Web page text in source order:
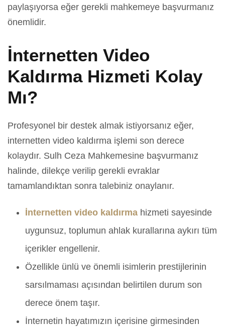
paylaşıyorsa eğer gerekli mahkemeye başvurmanız
önemlidir.
İnternetten Video
Kaldırma Hizmeti Kolay
Mı?
Profesyonel bir destek almak istiyorsanız eğer,
internetten video kaldırma işlemi son derece
kolaydır. Sulh Ceza Mahkemesine başvurmanız
halinde, dilekçe verilip gerekli evraklar
tamamlandıktan sonra talebiniz onaylanır.
İnternetten video kaldırma hizmeti sayesinde
uygunsuz, toplumun ahlak kurallarına aykırı tüm
içerikler engellenir.
Özellikle ünlü ve önemli isimlerin prestijlerinin
sarsılmaması açısından belirtilen durum son
derece önem taşır.
İnternetin hayatımızın içerisine girmesinden